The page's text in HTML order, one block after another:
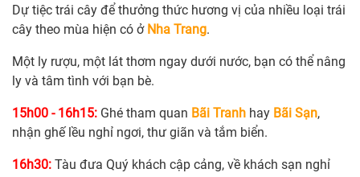
Dự tiệc trái cây để thưởng thức hương vị của nhiều loại trái
cây theo mùa hiện có ở Nha Trang.
Một ly rượu, một lát thơm ngay dưới nước, bạn có thể nâng
ly và tâm tình với bạn bè.
15h00 - 16h15: Ghé tham quan Bãi Tranh hay Bãi Sạn,
nhận ghế lều nghỉ ngơi, thư giãn và tắm biển.
16h30: Tàu đưa Quý khách cập cảng, về khách sạn nghỉ